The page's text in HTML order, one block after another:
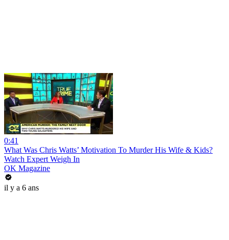
0:41
What Was Chris Watts’ Motivation To Murder His Wife & Kids?
Watch Expert Weigh In
OK Magazine
il y a 6 ans